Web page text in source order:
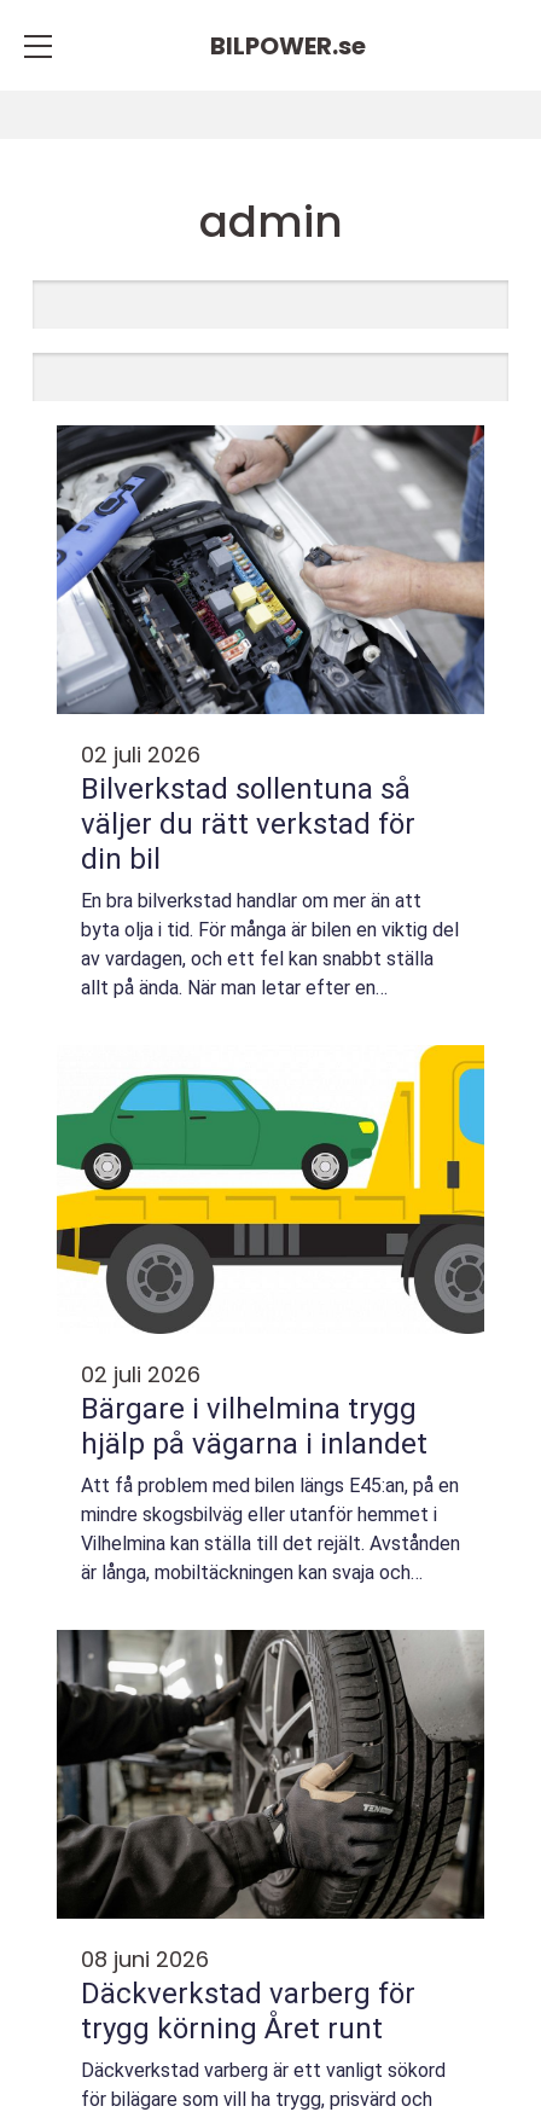
BILPOWER.se
admin
02 juli 2026
Bilverkstad sollentuna så
väljer du rätt verkstad för
din bil
En bra bilverkstad handlar om mer än att
byta olja i tid. För många är bilen en viktig del
av vardagen, och ett fel kan snabbt ställa
allt på ända. När man letar efter en
02 juli 2026
Bärgare i vilhelmina trygg
hjälp på vägarna i inlandet
Att få problem med bilen längs E45:an, på en
mindre skogsbilväg eller utanför hemmet i
Vilhelmina kan ställa till det rejält. Avstånden
är långa, mobiltäckningen kan svaja och
Bärgare Vilhelmina mer än bara ...
08 juni 2026
Däckverkstad varberg för
trygg körning Året runt
Däckverkstad varberg är ett vanligt sökord
för bilägare som vill ha trygg, prisvärd och